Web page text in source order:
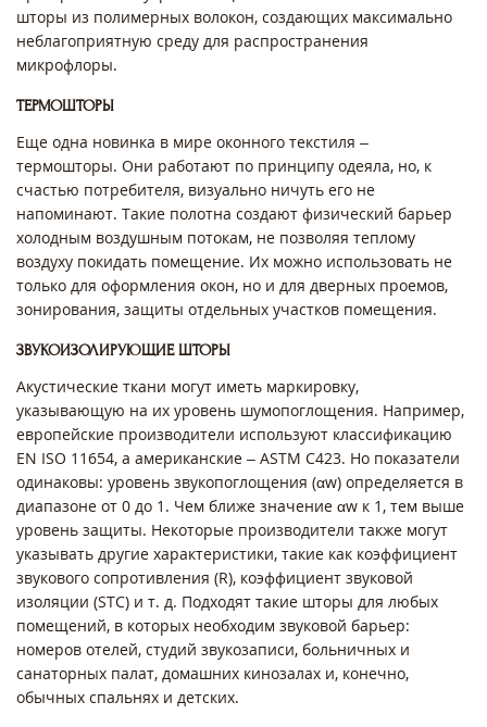
шторы из полимерных волокон, создающих максимально
неблагоприятную среду для распространения
микрофлоры.
ТЕРМОШТОРЫ
Еще одна новинка в мире оконного текстиля –
термошторы. Они работают по принципу одеяла, но, к
счастью потребителя, визуально ничуть его не
напоминают. Такие полотна создают физический барьер
холодным воздушным потокам, не позволяя теплому
воздуху покидать помещение. Их можно использовать не
только для оформления окон, но и для дверных проемов,
зонирования, защиты отдельных участков помещения.
ЗВУКОИЗОЛИРУЮЩИЕ ШТОРЫ
Акустические ткани могут иметь маркировку,
указывающую на их уровень шумопоглощения. Например,
европейские производители используют классификацию
EN ISO 11654, а американские – ASTM C423. Но показатели
одинаковы: уровень звукопоглощения (αw) определяется в
диапазоне от 0 до 1. Чем ближе значение αw к 1, тем выше
уровень защиты. Некоторые производители также могут
указывать другие характеристики, такие как коэффициент
звукового сопротивления (R), коэффициент звуковой
изоляции (STC) и т. д. Подходят такие шторы для любых
помещений, в которых необходим звуковой барьер:
номеров отелей, студий звукозаписи, больничных и
санаторных палат, домашних кинозалах и, конечно,
обычных спальнях и детских.